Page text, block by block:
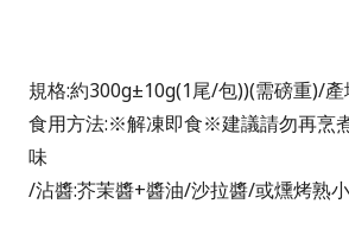
規格:約300g±10g(1尾/包))(需磅重)/
食用方法:※解凍即食※建議請勿再烹
味
/沾醬:芥茉醬+醬油/沙拉醬/或燻烤熟